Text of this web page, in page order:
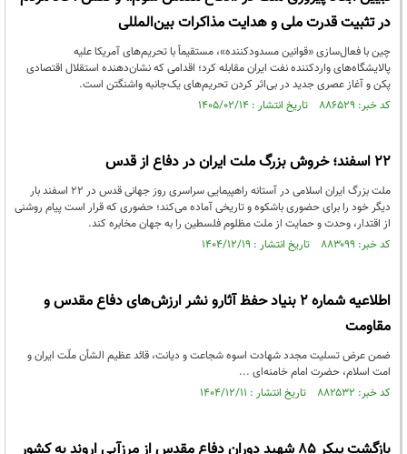
در تثبیت قدرت ملی و هدایت مذاکرات بین‌المللی
چین با فعال‌سازی «قوانین مسدودکننده»، مستقیماً با تحریم‌های آمریکا علیه
پالایشگاه‌های واردکننده نفت ایران مقابله کرد؛ اقدامی که نشان‌دهنده استقلال اقتصادی
پکن و آغاز عصری جدید در بی‌اثر کردن تحریم‌های یک‌جانبه واشنگتن است.
کد خبر: ۸۸۶۵۲۹ تاریخ انتشار : ۱۴۰۵/۰۲/۱۴
۲۲ اسفند؛ خروش بزرگ ملت ایران در دفاع از قدس
ملت بزرگ ایران اسلامی در آستانه راهپیمایی سراسری روز جهانی قدس در ۲۲ اسفند بار
دیگر خود را برای حضوری باشکوه و تاریخی آماده می‌کند؛ حضوری که قرار است پیام روشنی
از اقتدار، وحدت و حمایت از ملت مظلوم فلسطین را به جهان مخابره کند.
کد خبر: ۸۸۳۰۹۹ تاریخ انتشار : ۱۴۰۴/۱۲/۱۹
اطلاعیه شماره ۲ بنیاد حفظ آثارو نشر ارزش‌های دفاع مقدس و
مقاومت
ضمن عرض تسلیت مجدد شهادت اسوه شجاعت و دیانت، قائد عظیم الشأن ملّت ایران و
امت اسلام، حضرت امام خامنه‌ای ...
کد خبر: ۸۸۲۵۳۲ تاریخ انتشار : ۱۴۰۴/۱۲/۱۱